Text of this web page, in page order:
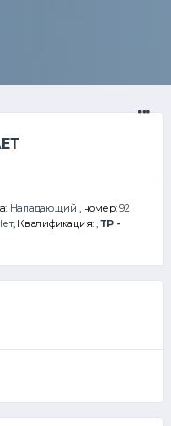
Нападающий , номер:92
, Квалификация: ,ТР -